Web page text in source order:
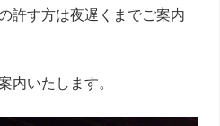
許す方は夜遅くまでご案内
内いたします。